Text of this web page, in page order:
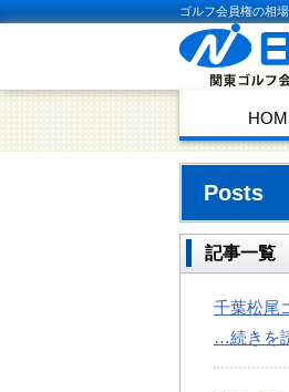
ゴルフ会員権の相
Posts
記事一覧
千葉松尾
…続きを